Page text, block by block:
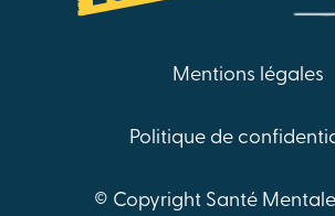
Mentions légales
Politique de
© Copyright Santé